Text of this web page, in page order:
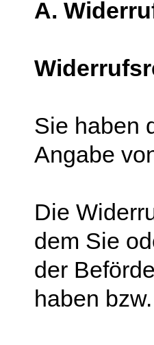
A.
Sie haben
Angabe
Die
dem Sie
der
haben